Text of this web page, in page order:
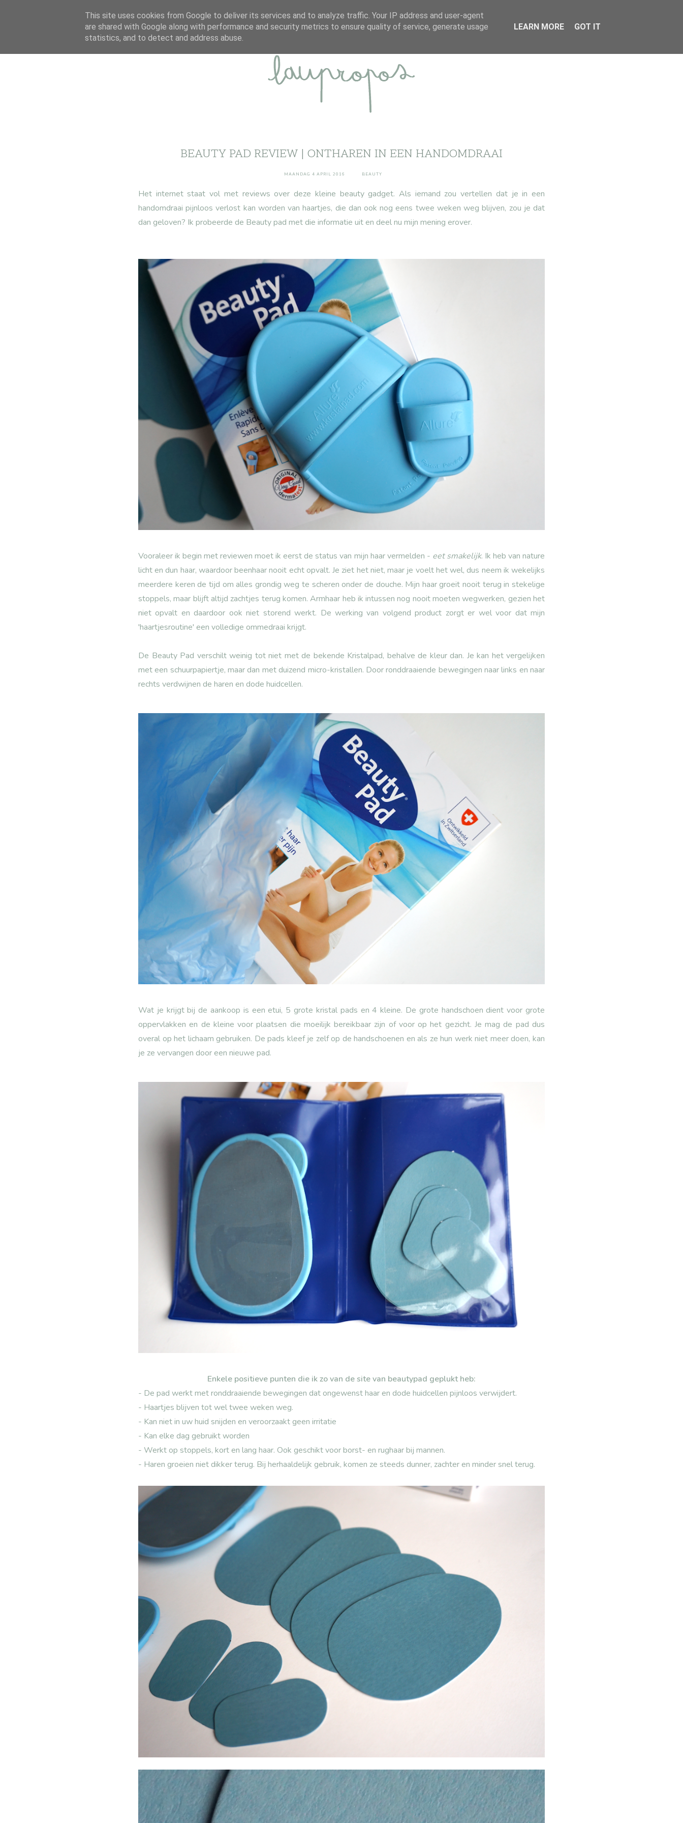
ABOUT DISCLAIMER CONTACT
BEAUTY PAD REVIEW | ONTHAREN IN EEN HANDOMDRAAI
MAANDAG 4 APRIL 2016 BEAUTY
Het internet staat vol met reviews over deze kleine beauty gadget. Als iemand zou vertellen dat je in een
handomdraai pijnloos verlost kan worden van haartjes, die dan ook nog eens twee weken weg blijven, zou je dat
dan geloven? Ik probeerde de Beauty pad met die informatie uit en deel nu mijn mening erover.
Vooraleer ik begin met reviewen moet ik eerst de status van mijn haar vermelden - eet smakelijk. Ik heb van nature
licht en dun haar, waardoor beenhaar nooit echt opvalt. Je ziet het niet, maar je voelt het wel, dus neem ik wekelijks
meerdere keren de tijd om alles grondig weg te scheren onder de douche. Mijn haar groeit nooit terug in stekelige
stoppels, maar blijft altijd zachtjes terug komen. Armhaar heb ik intussen nog nooit moeten wegwerken, gezien het
niet opvalt en daardoor ook niet storend werkt. De werking van volgend product zorgt er wel voor dat mijn
'haartjesroutine' een volledige ommedraai krijgt.
De Beauty Pad verschilt weinig tot niet met de bekende Kristalpad, behalve de kleur dan. Je kan het vergelijken
met een schuurpapiertje, maar dan met duizend micro-kristallen. Door ronddraaiende bewegingen naar links en naar
rechts verdwijnen de haren en dode huidcellen.
Wat je krijgt bij de aankoop is een etui, 5 grote kristal pads en 4 kleine. De grote handschoen dient voor grote
oppervlakken en de kleine voor plaatsen die moeilijk bereikbaar zijn of voor op het gezicht. Je mag de pad dus
overal op het lichaam gebruiken. De pads kleef je zelf op de handschoenen en als ze hun werk niet meer doen, kan
je ze vervangen door een nieuwe pad.
Enkele positieve punten die ik zo van de site van beautypad geplukt heb:
- De pad werkt met ronddraaiende bewegingen dat ongewenst haar en dode huidcellen pijnloos verwijdert.
- Haartjes blijven tot wel twee weken weg.
- Kan niet in uw huid snijden en veroorzaakt geen irritatie
- Kan elke dag gebruikt worden
- Werkt op stoppels, kort en lang haar. Ook geschikt voor borst- en rughaar bij mannen.
- Haren groeien niet dikker terug. Bij herhaaldelijk gebruik, komen ze steeds dunner, zachter en minder snel terug.
This site uses cookies from Google to deliver its services and to analyze traffic. Your IP address and user-agent
are shared with Google along with performance and security metrics to ensure quality of service, generate usage
statistics, and to detect and address abuse.
LEARN MORE GOT IT